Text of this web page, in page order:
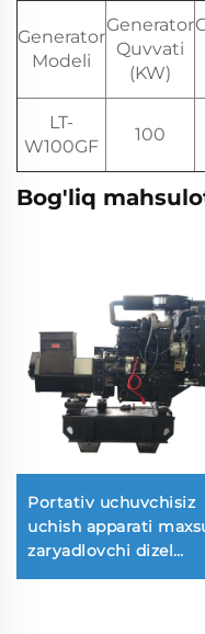
Generator
Modeli
Generator
Quvvati
(KW)
LT-
W100GF
100
Bog'liq
Portativ uchuvchisiz
uchish apparati
zaryadlovchi dizel